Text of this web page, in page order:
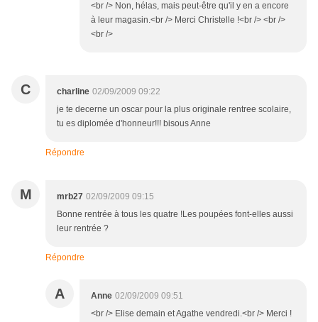
<br /> Non, hélas, mais peut-être qu'il y en a encore
à leur magasin.<br /> Merci Christelle !<br /> <br />
<br />
C charline 02/09/2009 09:22
je te decerne un oscar pour la plus originale rentree scolaire,
tu es diplomée d'honneur!!! bisous Anne
Répondre
M mrb27 02/09/2009 09:15
Bonne rentrée à tous les quatre !Les poupées font-elles aussi
leur rentrée ?
Répondre
A Anne 02/09/2009 09:51
<br /> Elise demain et Agathe vendredi.<br /> Merci !